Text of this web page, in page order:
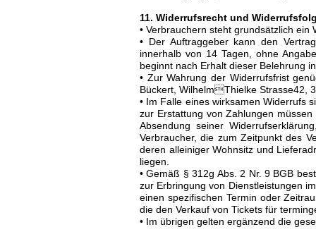
11. Widerrufsrecht und
• Verbrauchern steht grundsätzlich ein
• Der Auftraggeber kann den
innerhalb von 14 Tagen, ohne
beginnt nach Erhalt dieser Belehrung
• Zur Wahrung der Widerrufsfrist
Bückert, WilhelmThielke Strasse42,
• Im Falle eines wirksamen Widerrufs
zur Erstattung von Zahlungen
Absendung seiner
Verbraucher, die zum Zeitpunkt des
deren alleiniger Wohnsitz und
liegen.
• Gemäß § 312g Abs. 2 Nr. 9 BGB
zur Erbringung von Dienstleistungen
einen spezifischen Termin oder
die den Verkauf von Tickets für
• Im übrigen gelten ergänzend die